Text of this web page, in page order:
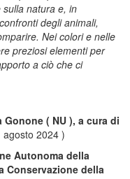
natura e, in
degli animali,
Nei colori e nelle
preziosi elementi per
a ciò che ci
( NU ), a cura di
2024 )
Autonoma della
Conservazione della